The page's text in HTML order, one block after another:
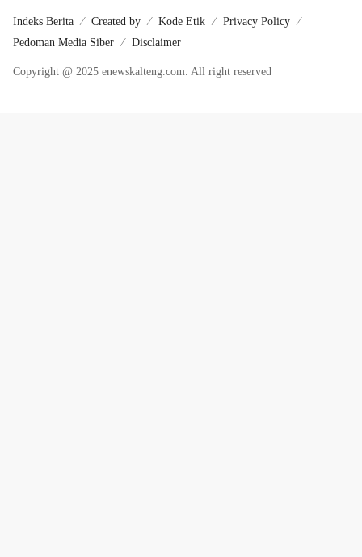
Indeks Berita Created by Kode Etik
Privacy Policy
Pedoman Media Siber
Disclaimer
Copyright @ 2025 enewskalteng.com. All right reserved